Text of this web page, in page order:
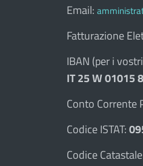
Email:
Fatturazione
IBAN (per i
IT 25 W 01015
Conto Corrente
Codice ISTAT:
Codice